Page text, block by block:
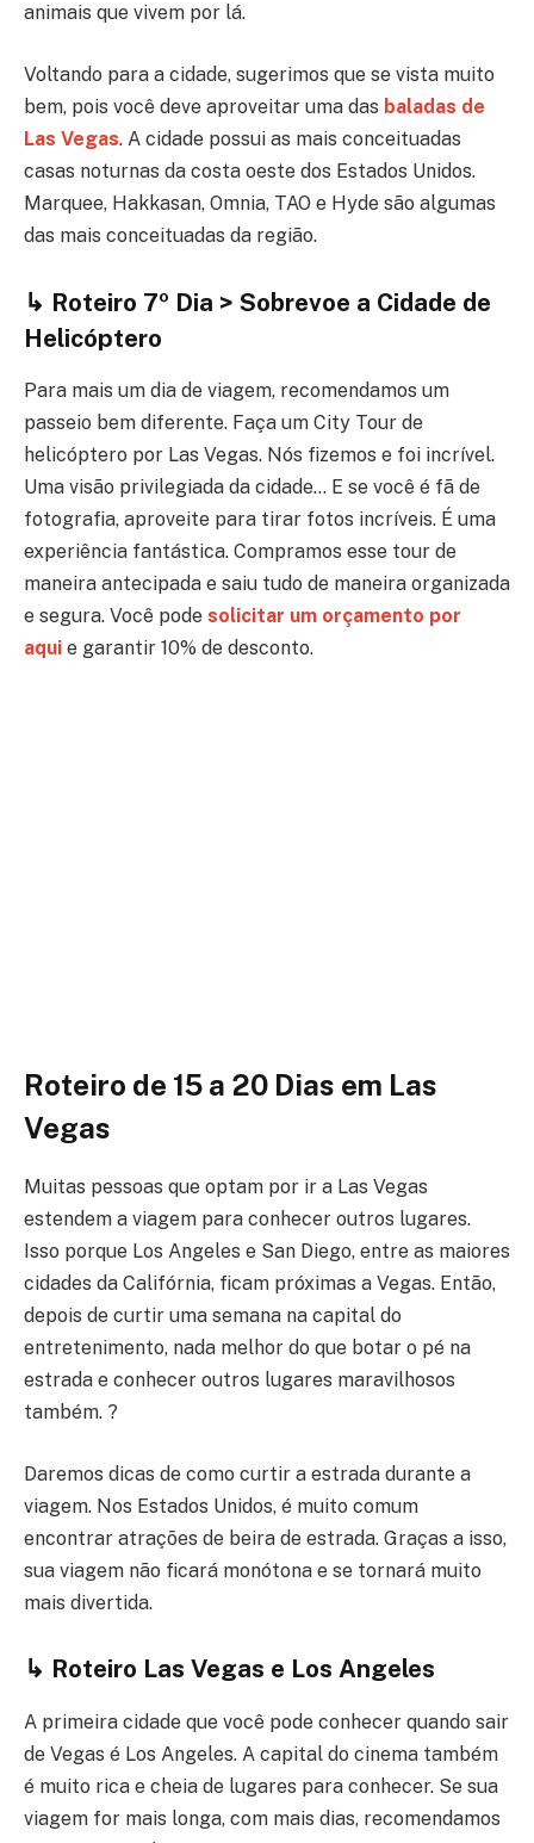
animais que vivem por lá.
Voltando para a cidade, sugerimos que se vista muito
bem, pois você deve aproveitar uma das baladas de
Las Vegas. A cidade possui as mais conceituadas
casas noturnas da costa oeste dos Estados Unidos.
Marquee, Hakkasan, Omnia, TAO e Hyde são algumas
das mais conceituadas da região.
↳ Roteiro 7º Dia > Sobrevoe a Cidade de
Helicóptero
Para mais um dia de viagem, recomendamos um
passeio bem diferente. Faça um City Tour de
helicóptero por Las Vegas. Nós fizemos e foi incrível.
Uma visão privilegiada da cidade… E se você é fã de
fotografia, aproveite para tirar fotos incríveis. É uma
experiência fantástica. Compramos esse tour de
maneira antecipada e saiu tudo de maneira organizada
e segura. Você pode solicitar um orçamento por
aqui e garantir 10% de desconto.
Roteiro de 15 a 20 Dias em Las
Vegas
Muitas pessoas que optam por ir a Las Vegas
estendem a viagem para conhecer outros lugares.
Isso porque Los Angeles e San Diego, entre as maiores
cidades da Califórnia, ficam próximas a Vegas. Então,
depois de curtir uma semana na capital do
entretenimento, nada melhor do que botar o pé na
estrada e conhecer outros lugares maravilhosos
também. ?
Daremos dicas de como curtir a estrada durante a
viagem. Nos Estados Unidos, é muito comum
encontrar atrações de beira de estrada. Graças a isso,
sua viagem não ficará monótona e se tornará muito
mais divertida.
↳ Roteiro Las Vegas e Los Angeles
A primeira cidade que você pode conhecer quando sair
de Vegas é Los Angeles. A capital do cinema também
é muito rica e cheia de lugares para conhecer. Se sua
viagem for mais longa, com mais dias, recomendamos